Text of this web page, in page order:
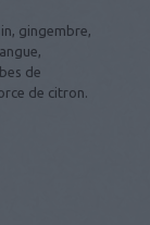
gingembre,
de
de citron.